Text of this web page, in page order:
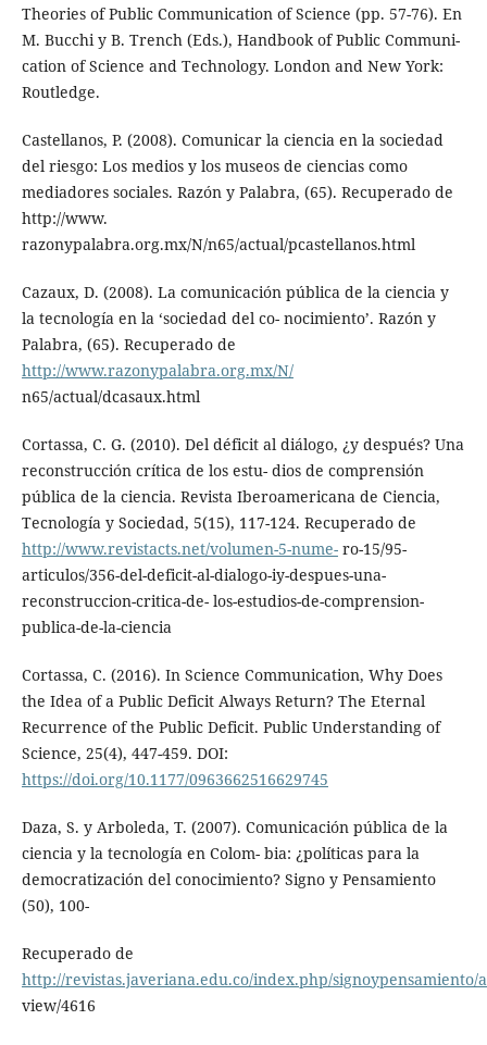
Theories of Public Communication of Science (pp. 57-76). En
M. Bucchi y B. Trench (Eds.), Handbook of Public Communi-
cation of Science and Technology. London and New York:
Routledge.
Castellanos, P. (2008). Comunicar la ciencia en la sociedad
del riesgo: Los medios y los museos de ciencias como
mediadores sociales. Razón y Palabra, (65). Recuperado de
http://www.
razonypalabra.org.mx/N/n65/actual/pcastellanos.html
Cazaux, D. (2008). La comunicación pública de la ciencia y
la tecnología en la ‘sociedad del co- nocimiento’. Razón y
Palabra, (65). Recuperado de
http://www.razonypalabra.org.mx/N/
n65/actual/dcasaux.html
Cortassa, C. G. (2010). Del déficit al diálogo, ¿y después? Una
reconstrucción crítica de los estu- dios de comprensión
pública de la ciencia. Revista Iberoamericana de Ciencia,
Tecnología y Sociedad, 5(15), 117-124. Recuperado de
http://www.revistacts.net/volumen-5-nume-ro-15/95-
articulos/356-del-deficit-al-dialogo-iy-despues-una-
reconstruccion-critica-de- los-estudios-de-comprension-
publica-de-la-ciencia
Cortassa, C. (2016). In Science Communication, Why Does
the Idea of a Public Deficit Always Return? The Eternal
Recurrence of the Public Deficit. Public Understanding of
Science, 25(4), 447-459. DOI:
https://doi.org/10.1177/0963662516629745
Daza, S. y Arboleda, T. (2007). Comunicación pública de la
ciencia y la tecnología en Colom- bia: ¿políticas para la
democratización del conocimiento? Signo y Pensamiento
(50), 100-
Recuperado de
http://revistas.javeriana.edu.co/index.php/signoypensamiento/
view/4616